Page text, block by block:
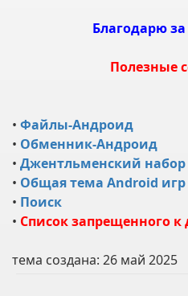
Благодарю
Полезные
•Файлы-Андроид
• Обменник-Андроид
•Джентльменский набор
• Общая тема Android
• Поиск
• Список запрещенного
тема создана:26 май 2025